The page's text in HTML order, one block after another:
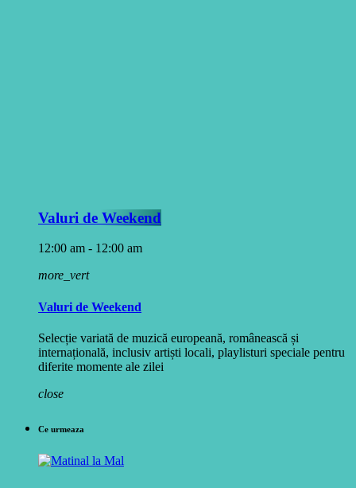
Valuri de Weekend
12:00 am - 12:00 am
more_vert
Valuri de Weekend
Selecție variată de muzică europeană, românească și
internațională, inclusiv artiști locali, playlisturi speciale pentru
diferite momente ale zilei
close
Ce urmeaza